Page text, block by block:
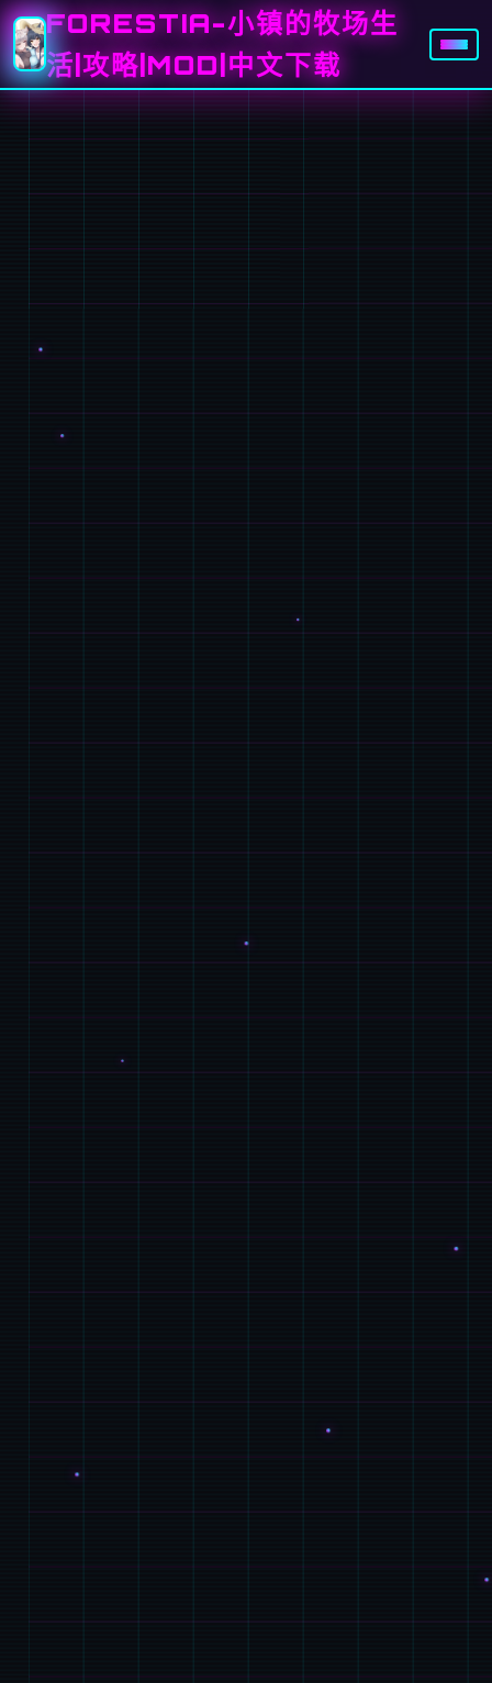
FORESTIA-小镇的牧场生
活|攻略|MOD|中文下载